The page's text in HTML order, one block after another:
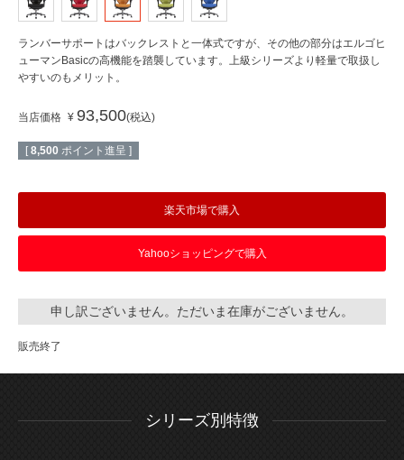
ランバーサポートはバックレストと一体式ですが、その他の部分はエルゴヒ
ューマンBasicの高機能を踏襲しています。上級シリーズより軽量で取扱し
やすいのもメリット。
当店価格 ¥ 93,500 税込
[ 8,500 ポイント進呈 ]
楽天市場で購入
Yahooショッピングで購入
申し訳ございません。ただいま在庫がございません。
販売終了
シリーズ別特徴